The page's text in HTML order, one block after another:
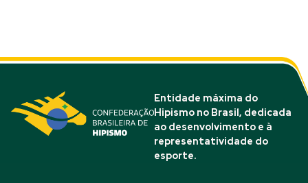
Entidade máxima do
Hipismo no Brasil, dedicada
ao desenvolvimento e à
representatividade do
esporte.